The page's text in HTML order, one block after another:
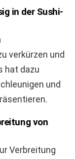
in der Sushi-
verkürzen und
hat dazu
und
von
Verbreitung